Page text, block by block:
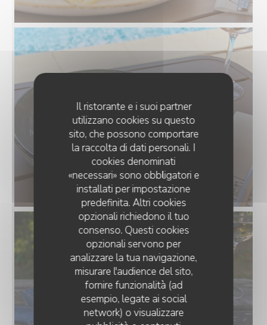
Il ristorante e i suoi partner
utilizzano cookies su questo
sito, che possono comportare
la raccolta di dati personali. I
cookies denominati
«necessari» sono obbligatori e
installati per impostazione
predefinita. Altri cookies
opzionali richiedono il tuo
consenso. Questi cookies
opzionali servono per
analizzare la tua navigazione,
misurare l'audience del sito,
fornire funzionalità (ad
esempio, legate ai social
network) o visualizzare